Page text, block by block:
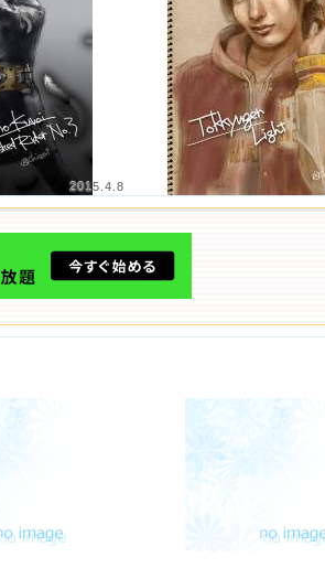
2015.4.8